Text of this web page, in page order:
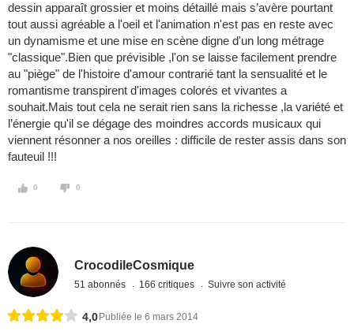
dessin apparaît grossier et moins détaillé mais s’avère pourtant
tout aussi agréable a l'oeil et l'animation n'est pas en reste avec
un dynamisme et une mise en scène digne d'un long métrage
"classique".Bien que prévisible ,l'on se laisse facilement prendre
au "piège" de l'histoire d'amour contrarié tant la sensualité et le
romantisme transpirent d'images colorés et vivantes a
souhait.Mais tout cela ne serait rien sans la richesse ,la variété et
l’énergie qu'il se dégage des moindres accords musicaux qui
viennent résonner a nos oreilles : difficile de rester assis dans son
fauteuil !!!
0 0
CrocodileCosmique
51 abonnés 166 critiques Suivre son activité
4,0 Publiée le 6 mars 2014